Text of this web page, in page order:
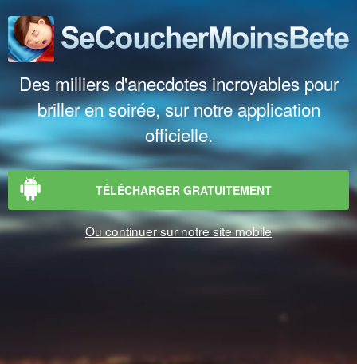
Des milliers d'anecdotes incroyables pour
briller en soirée, sur notre application
officielle.
TÉLÉCHARGER GRATUITEMENT
Ou continuer sur notre site mobile